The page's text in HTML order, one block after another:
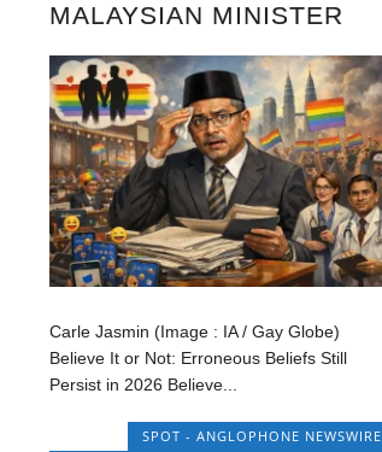
MALAYSIAN MINISTER
Carle Jasmin (Image : IA / Gay Globe)
Believe It or Not: Erroneous Beliefs Still
Persist in 2026 Believe...
SPOT - ANGLOPHONE NEWSWIRE